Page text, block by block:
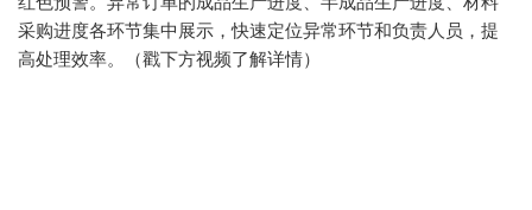
采购进度各环节集中展示，快速定位异常环节和负责人员，提
高处理效率。
（戳下方视频了解详情）